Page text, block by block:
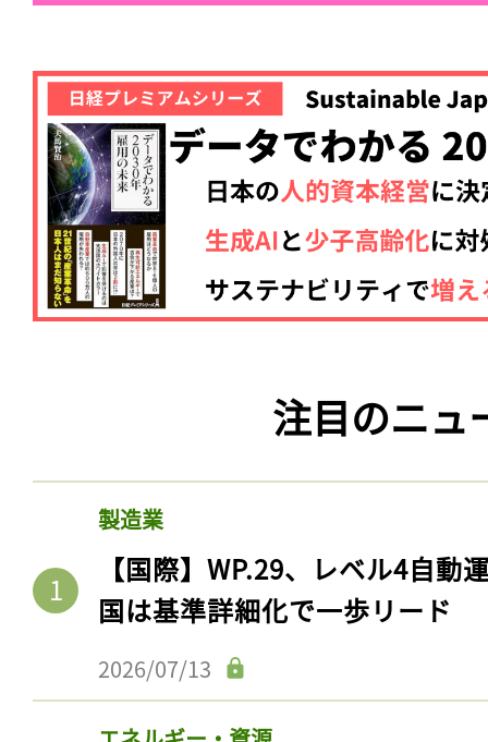
注目のニュ
製造業
【国際】WP.29、レベル4自動
国は基準詳細化で一歩リード
2026/07/13